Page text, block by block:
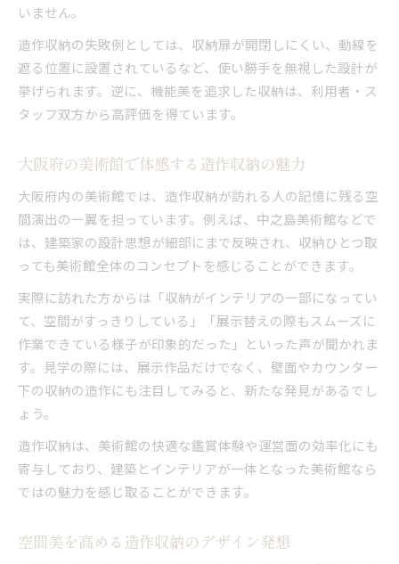
いません。
造作収納の失敗例としては、収納扉が開閉しにくい、動線を
遮る位置に設置されているなど、使い勝手を無視した設計が
挙げられます。逆に、機能美を追求した収納は、利用者・ス
タッフ双方から高評価を得ています。
大阪府の美術館で体感する造作収納の魅力
大阪府内の美術館では、造作収納が訪れる人の記憶に残る空
間演出の一翼を担っています。例えば、中之島美術館などで
は、建築家の設計思想が細部にまで反映され、収納ひとつ取
っても美術館全体のコンセプトを感じることができます。
実際に訪れた方からは「収納がインテリアの一部になってい
て、空間がすっきりしている」「展示替えの際もスムーズに
作業できている様子が印象的だった」といった声が聞かれま
す。見学の際には、展示作品だけでなく、壁面やカウンター
下の収納の造作にも注目してみると、新たな発見があるでし
ょう。
造作収納は、美術館の快適な鑑賞体験や運営面の効率化にも
寄与しており、建築とインテリアが一体となった美術館なら
ではの魅力を感じ取ることができます。
空間美を高める造作収納のデザイン発想